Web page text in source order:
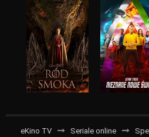
eKino TV Seriale online